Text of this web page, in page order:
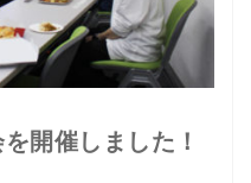
開催しました！